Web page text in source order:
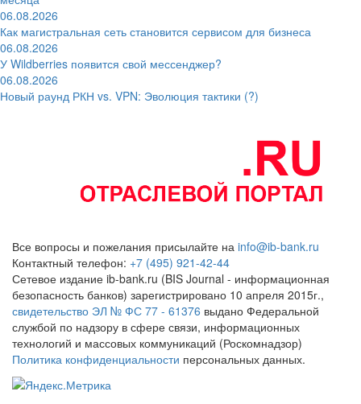
06.08.2026
Как магистральная сеть становится сервисом для бизнеса
06.08.2026
У Wildberries появится свой мессенджер?
06.08.2026
Новый раунд РКН vs. VPN: Эволюция тактики (?)
Все вопросы и пожелания присылайте на info@ib-bank.ru
Контактный телефон: +7 (495) 921-42-44
Сетевое издание ib-bank.ru (BIS Journal - информационная
безопасность банков) зарегистрировано 10 апреля 2015г.,
свидетельство ЭЛ № ФС 77 - 61376 выдано Федеральной
службой по надзору в сфере связи, информационных
технологий и массовых коммуникаций (Роскомнадзор)
Политика конфиденциальности персональных данных.